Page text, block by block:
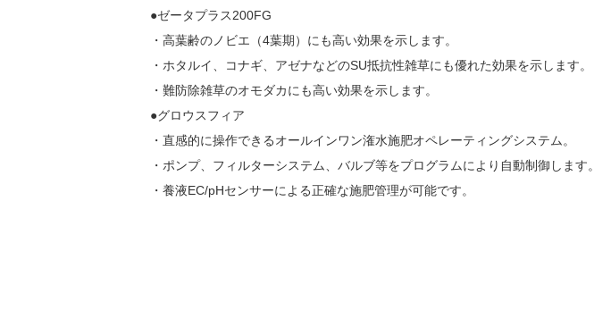
●ゼータプラス200FG
・高葉齢のノビエ（4葉期）にも高い効果を示します。
・ホタルイ、コナギ、アゼナなどのSU抵抗性雑草にも優れた効果を示します。
・難防除雑草のオモダカにも高い効果を示します。
●グロウスフィア
・直感的に操作できるオールインワン潅水施肥オペレーティングシステム。
・ポンプ、フィルターシステム、バルブ等をプログラムにより自動制御します。
・養液EC/pHセンサーによる正確な施肥管理が可能です。